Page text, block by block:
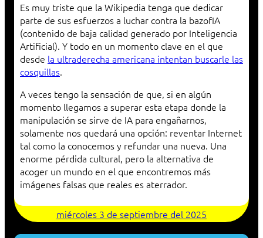
Es muy triste que la Wikipedia tenga que dedicar
parte de sus esfuerzos a luchar contra la bazofIA
(contenido de baja calidad generado por Inteligencia
Artificial). Y todo en un momento clave en el que
desde la ultraderecha americana intentan buscarle las
cosquillas.
A veces tengo la sensación de que, si en algún
momento llegamos a superar esta etapa donde la
manipulación se sirve de IA para engañarnos,
solamente nos quedará una opción: reventar Internet
tal como la conocemos y refundar una nueva. Una
enorme pérdida cultural, pero la alternativa de
acoger un mundo en el que encontremos más
imágenes falsas que reales es aterrador.
miércoles 3 de septiembre del 2025